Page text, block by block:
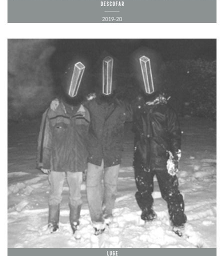
Descofar
2019-20
Luge